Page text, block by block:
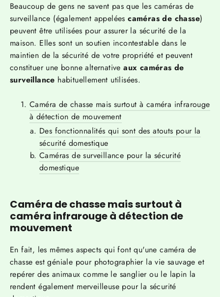
Beaucoup de gens ne savent pas que les caméras de
surveillance (également appelées caméras de chasse)
peuvent être utilisées pour assurer la sécurité de la
maison. Elles sont un soutien incontestable dans le
maintien de la sécurité de votre propriété et peuvent
constituer une bonne alternativeaux caméras de
surveillance habituellement utilisées.
Caméra de chasse mais surtout à caméra infrarouge
à détection de mouvement
Des fonctionnalités qui sont des atouts pour la
sécurité domestique
Caméras de surveillance pour la sécurité
domestique
Caméra de chasse mais surtout à
caméra infrarouge à détection de
mouvement
En fait, les mêmes aspects qui font qu'une caméra de
chasse est géniale pour photographier la vie sauvage et
repérer des animaux comme le sanglier ou le lapin la
rendent également merveilleuse pour la sécurité